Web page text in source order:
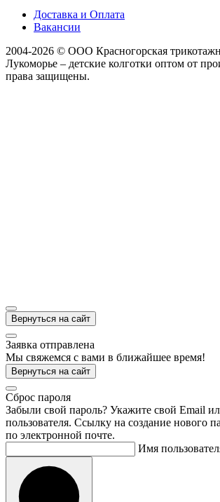
Доставка и Оплата
Вакансии
2004-2026 © ООО Красногорская
Лукоморье – детские колготки оптом от
права защищены.
Вернуться на сайт
Заявка отправлена
Мы свяжемся с вами в ближайшее время!
Вернуться на сайт
Cброс пароля
Забыли свой пароль? Укажите свой Email
пользователя. Ссылку на создание нового
по электронной почте.
Имя